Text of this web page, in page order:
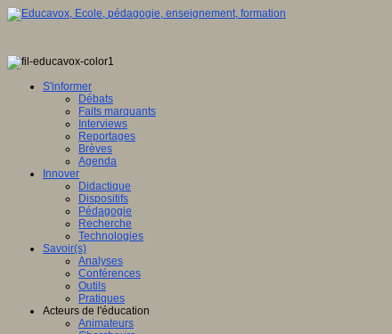
S'informer
Débats
Faits marquants
Interviews
Reportages
Brèves
Agenda
Innover
Didactique
Dispositifs
Pédagogie
Recherche
Technologies
Savoir(s)
Analyses
Conférences
Outils
Pratiques
Acteurs de l'éducation
Animateurs